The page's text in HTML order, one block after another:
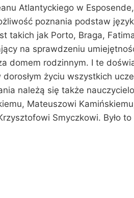
Atlantyckiego w
poznania podstaw
takich jak Porto, Braga,
na sprawdzeniu
domem rodzinnym. I te
życiu wszystkich
należą się także
Mateuszowi
Smyczkowi. Było